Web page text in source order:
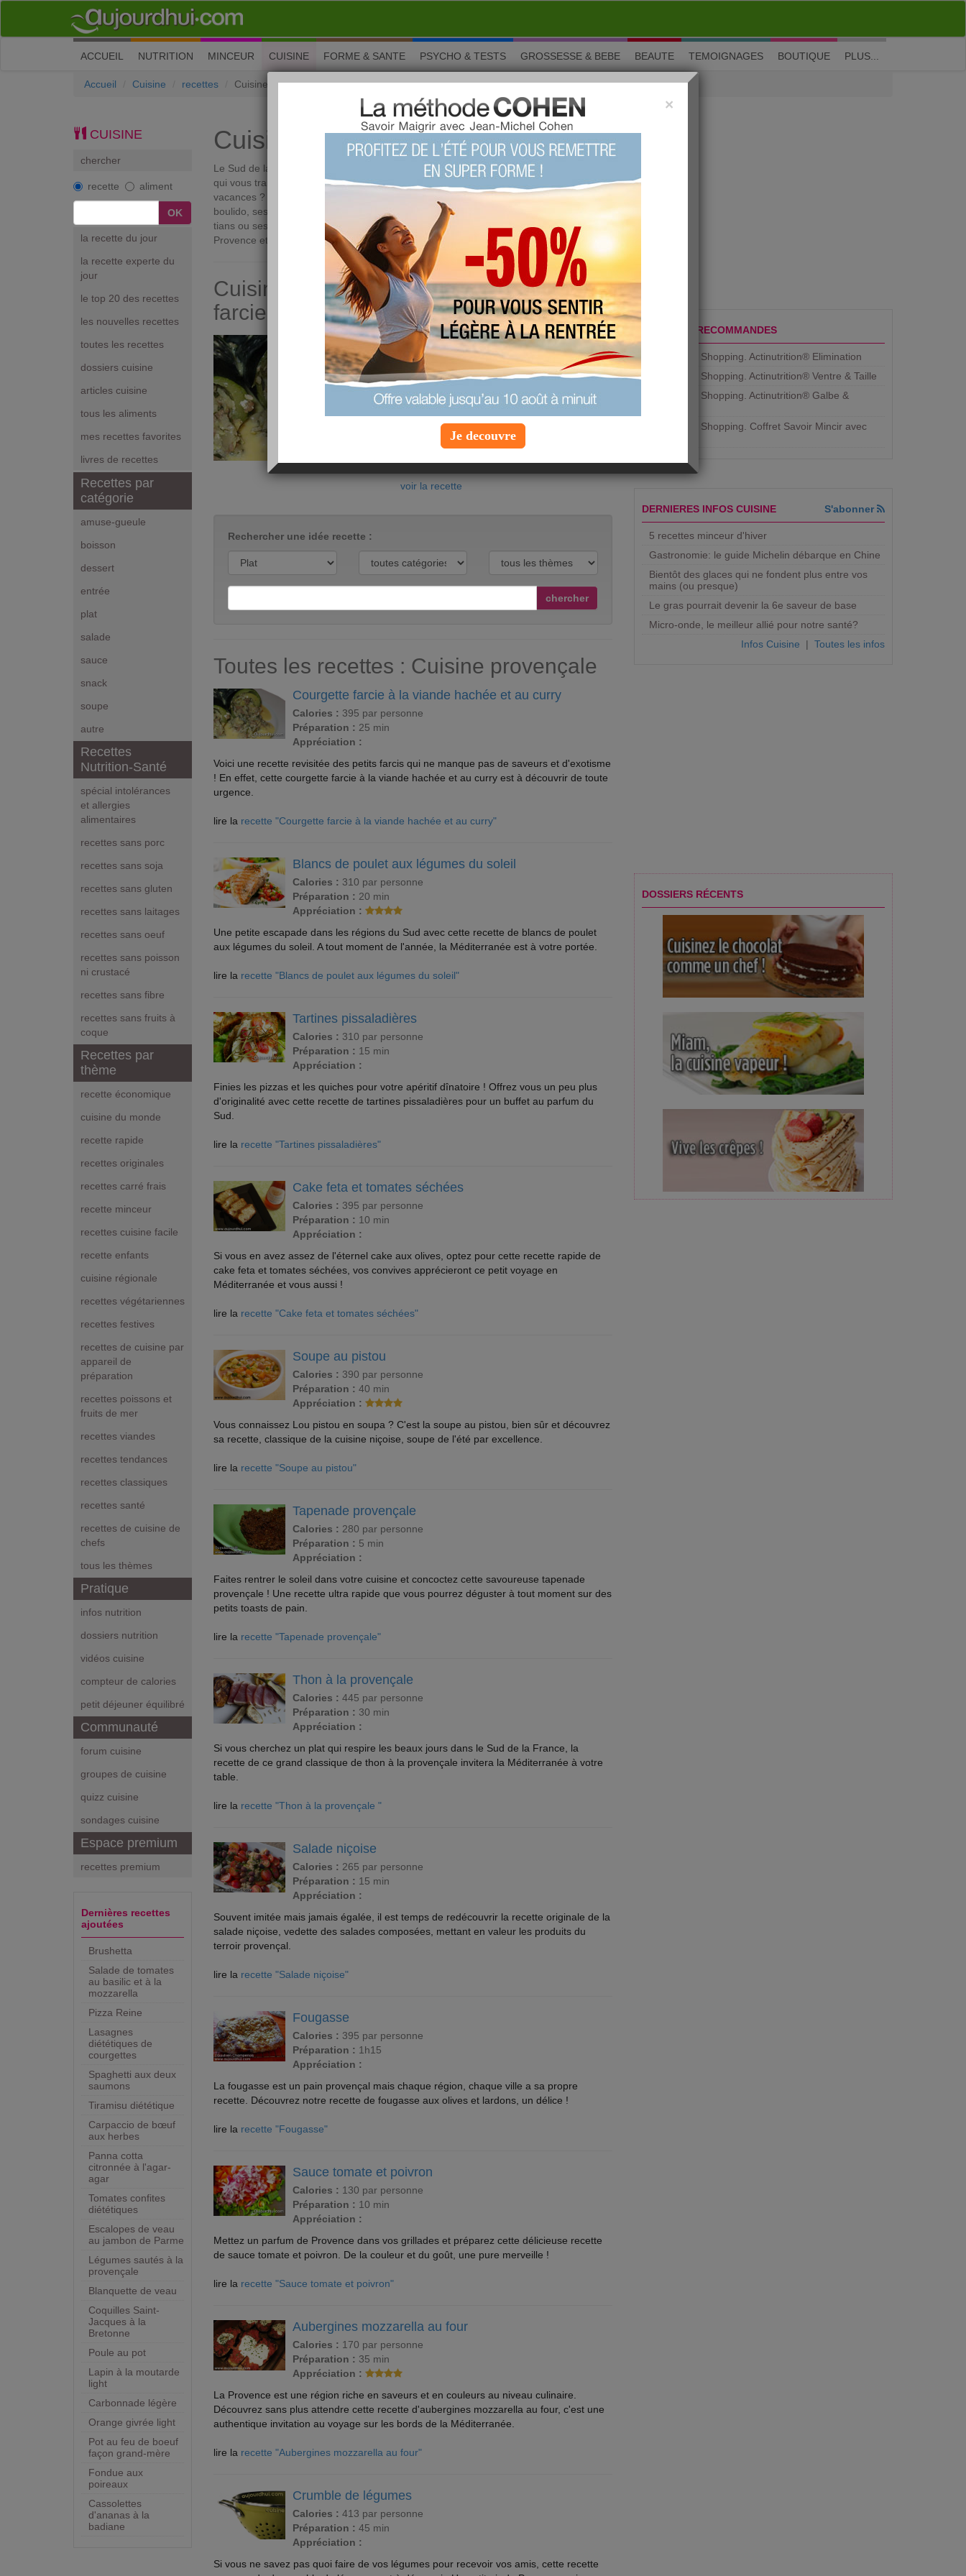
M'inscrire| Me connecter| ? Visite guidée
ACCUEIL (current)
NUTRITION MINCEUR CUISINE FORME & SANTE PSYCHO & TESTS GROSSESSE & BEBE BEAUTE TEMOIGNAGES BOUTIQUE PLUS...
Accueil Cuisine recettes Cuisine provençale
CUISINE
chercher
recette aliment
la recette du jour
la recette experte du
jour
le top 20 des recettes
les nouvelles recettes
toutes les recettes
dossiers cuisine
articles cuisine
tous les aliments
mes recettes favorites
livres de recettes
Recettes par
catégorie
amuse-gueule
boisson
dessert
entrée
plat
salade
sauce
snack
soupe
autre
Recettes
Nutrition-Santé
spécial intolérances
et allergies
alimentaires
recettes sans porc
recettes sans soja
recettes sans gluten
recettes sans laitages
recettes sans oeuf
recettes sans poisson
ni crustacé
recettes sans fibre
recettes sans fruits à
coque
Recettes par
thème
recette économique
cuisine du monde
recette rapide
recettes originales
recettes carré frais
recette minceur
recettes cuisine facile
recette enfants
cuisine régionale
recettes végétariennes
recettes festives
recettes de cuisine par
appareil de
préparation
recettes poissons et
fruits de mer
recettes viandes
recettes tendances
recettes classiques
recettes santé
recettes de cuisine de
chefs
tous les thèmes
Pratique
infos nutrition
dossiers nutrition
vidéos cuisine
compteur de calories
petit déjeuner équilibré
Communauté
forum cuisine
groupes de cuisine
quizz cuisine
sondages cuisine
Espace premium
recettes premium
Dernières recettes
ajoutées
Brushetta
Salade de tomates
au basilic et à la
mozzarella
Pizza Reine
Lasagnes
diététiques de
courgettes
Spaghetti aux deux
saumons
Tiramisu diététique
Carpaccio de bœuf
aux herbes
Panna cotta
citronnée à l'agar-
agar
Tomates confites
diététiques
Escalopes de veau
au jambon de Parme
Légumes sautés à la
provençale
Blanquette de veau
Coquilles Saint-
Jacques à la
Bretonne
Poule au pot
Lapin à la moutarde
light
Carbonnade légère
Orange givrée light
Pot au feu de boeuf
façon grand-mère
Fondue aux
poireaux
Cassolettes
d'ananas à la
badiane
Cuisine provençale
Le Sud de la France, le soleil, le chant des cigales et surtout cette cuisine provençale
qui vous transporte ! Vous voulez retrouver un goût d'enfance ou un ambiance de
vacances ? Venez découvrir la cuisine provençale à travers sa pissaladière, son aîgo
boulido, ses tomates farcies à la provençale, sa terrine aux herbes de Provence, ses
tians ou ses délicieux biscuits provençaux aux pignons ! Préparez vos herbes de
Provence et votre huile d'olive !
Cuisine provençale du jour : Courgette
farcie à la viande hachée et au curry
Voici une recette revisitée des petits farcis qui
ne manque pas de saveurs et d'exotisme ! En
effet, cette courgette farcie à la viande hachée
et au curry est à découvrir de toute urgence.
appréciation :
proposée par sambaga
24248 fois
commenté :1 fois
voir la recette
Rechercher une idée recette :
chercher
Toutes les recettes : Cuisine provençale
Courgette farcie à la viande hachée et au curry
Calories : 395 par personne
Préparation : 25 min
Appréciation :
Voici une recette revisitée des petits farcis qui ne manque pas de saveurs et d'exotisme
! En effet, cette courgette farcie à la viande hachée et au curry est à découvrir de toute
urgence.
lire la recette "Courgette farcie à la viande hachée et au curry"
Blancs de poulet aux légumes du soleil
Calories : 310 par personne
Préparation : 20 min
Appréciation :
Une petite escapade dans les régions du Sud avec cette recette de blancs de poulet
aux légumes du soleil. A tout moment de l'année, la Méditerranée est à votre portée.
lire la recette "Blancs de poulet aux légumes du soleil"
Tartines pissaladières
Calories : 310 par personne
Préparation : 15 min
Appréciation :
Finies les pizzas et les quiches pour votre apéritif dînatoire ! Offrez vous un peu plus
d'originalité avec cette recette de tartines pissaladières pour un buffet au parfum du
Sud.
lire la recette "Tartines pissaladières"
Cake feta et tomates séchées
Calories : 395 par personne
Préparation : 10 min
Appréciation :
Si vous en avez assez de l'éternel cake aux olives, optez pour cette recette rapide de
cake feta et tomates séchées, vos convives apprécieront ce petit voyage en
Méditerranée et vous aussi !
lire la recette "Cake feta et tomates séchées"
Soupe au pistou
Calories : 390 par personne
Préparation : 40 min
Appréciation :
Vous connaissez Lou pistou en soupa ? C'est la soupe au pistou, bien sûr et découvrez
sa recette, classique de la cuisine niçoise, soupe de l'été par excellence.
lire la recette "Soupe au pistou"
Tapenade provençale
Calories : 280 par personne
Préparation : 5 min
Appréciation :
Faites rentrer le soleil dans votre cuisine et concoctez cette savoureuse tapenade
provençale ! Une recette ultra rapide que vous pourrez déguster à tout moment sur des
petits toasts de pain.
lire la recette "Tapenade provençale"
Thon à la provençale
Calories : 445 par personne
Préparation : 30 min
Appréciation :
Si vous cherchez un plat qui respire les beaux jours dans le Sud de la France, la
recette de ce grand classique de thon à la provençale invitera la Méditerranée à votre
table.
lire la recette "Thon à la provençale "
Salade niçoise
Calories : 265 par personne
Préparation : 15 min
Appréciation :
Souvent imitée mais jamais égalée, il est temps de redécouvrir la recette originale de la
salade niçoise, vedette des salades composées, mettant en valeur les produits du
terroir provençal.
lire la recette "Salade niçoise"
Fougasse
Calories : 395 par personne
Préparation : 1h15
Appréciation :
La fougasse est un pain provençal mais chaque région, chaque ville a sa propre
recette. Découvrez notre recette de fougasse aux olives et lardons, un délice !
lire la recette "Fougasse"
Sauce tomate et poivron
Calories : 130 par personne
Préparation : 10 min
Appréciation :
Mettez un parfum de Provence dans vos grillades et préparez cette délicieuse recette
de sauce tomate et poivron. De la couleur et du goût, une pure merveille !
lire la recette "Sauce tomate et poivron"
Aubergines mozzarella au four
Calories : 170 par personne
Préparation : 35 min
Appréciation :
La Provence est une région riche en saveurs et en couleurs au niveau culinaire.
Découvrez sans plus attendre cette recette d'aubergines mozzarella au four, c'est une
authentique invitation au voyage sur les bords de la Méditerranée.
lire la recette "Aubergines mozzarella au four"
Crumble de légumes
Calories : 413 par personne
Préparation : 45 min
Appréciation :
Si vous ne savez pas quoi faire de vos légumes pour recevoir vos amis, cette recette
PRODUITS RECOMMANDES
Aujourdhui Shopping. Actinutrition® Elimination
Aujourdhui Shopping. Actinutrition® Ventre & Taille
Aujourdhui Shopping. Actinutrition® Galbe &
Aujourdhui Shopping. ​Coffret Savoir Mincir avec
DERNIERES INFOS CUISINE S'abonner
5 recettes minceur d'hiver
Gastronomie: le guide Michelin débarque en Chine
Bientôt des glaces qui ne fondent plus entre vos
mains (ou presque)
Le gras pourrait devenir la 6e saveur de base
Micro-onde, le meilleur allié pour notre santé?
Infos Cuisine | Toutes les infos
DOSSIERS RÉCENTS
×
Je decouvre